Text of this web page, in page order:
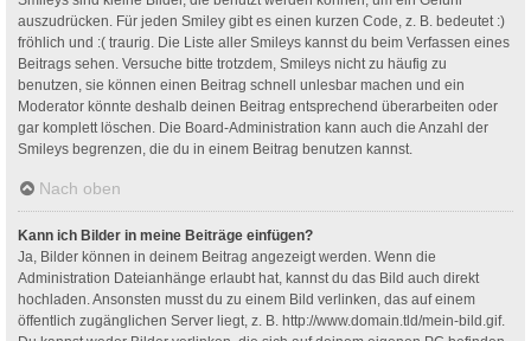
auszudrücken. Für jeden Smiley gibt es einen kurzen Code, z. B. bedeutet :)
fröhlich und :( traurig. Die Liste aller Smileys kannst du beim Verfassen eines
Beitrags sehen. Versuche bitte trotzdem, Smileys nicht zu häufig zu
benutzen, sie können einen Beitrag schnell unlesbar machen und ein
Moderator könnte deshalb deinen Beitrag entsprechend überarbeiten oder
gar komplett löschen. Die Board-Administration kann auch die Anzahl der
Smileys begrenzen, die du in einem Beitrag benutzen kannst.
Nach oben
Kann ich Bilder in meine Beiträge einfügen?
Ja, Bilder können in deinem Beitrag angezeigt werden. Wenn die
Administration Dateianhänge erlaubt hat, kannst du das Bild auch direkt
hochladen. Ansonsten musst du zu einem Bild verlinken, das auf einem
öffentlich zugänglichen Server liegt, z. B. http://www.domain.tld/mein-bild.gif.